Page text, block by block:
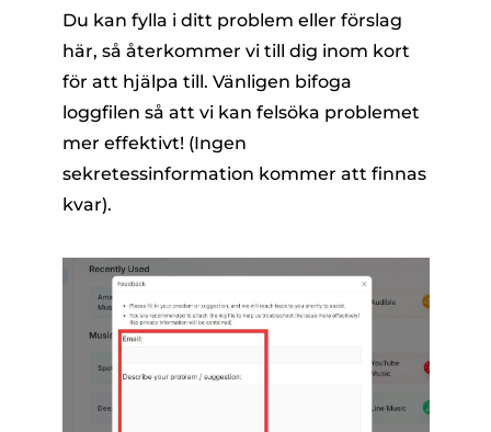
Du kan fylla i ditt problem eller förslag
här, så återkommer vi till dig inom kort
för att hjälpa till. Vänligen bifoga
loggfilen så att vi kan felsöka problemet
mer effektivt! (Ingen
sekretessinformation kommer att finnas
kvar).